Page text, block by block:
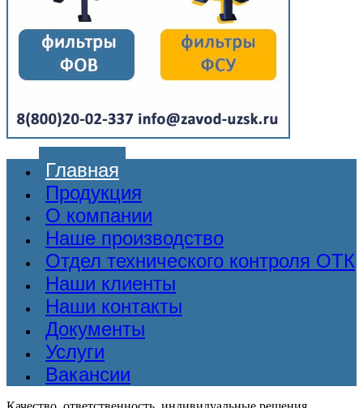
Главная
Продукция
О компании
Наше производство
Отдел технического контроля ОТК
Наши клиенты
Наши контакты
Документы
Услуги
Вакансии